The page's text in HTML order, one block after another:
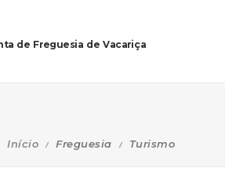
de Freguesia de Vacariça
Início Freguesia Turismo